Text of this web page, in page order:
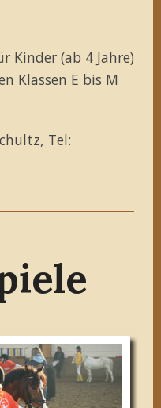
Kinder (ab 4 Jahre)
Klassen E bis M
Tel: